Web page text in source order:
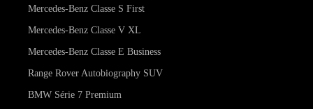
Mercedes-Benz Classe S First
Mercedes-Benz Classe V XL
Mercedes-Benz Classe E Business
Range Rover Autobiography SUV
BMW Série 7 Premium